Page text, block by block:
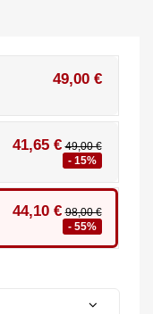
49,00 €
41,65 € 49,00 €
- 15%
44,10 € 98,00 €
- 55%